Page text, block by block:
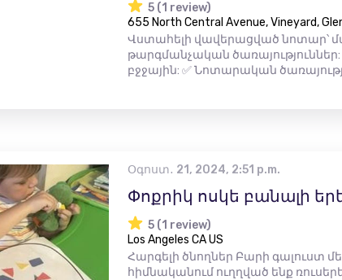
5 (1 review)
655 North Central Avenue, Vineyard,
Վստահելի վավերացված նոտար՝
թարգմանչական
բջջային: ✅ Նոտարական
Օգոստ․ 21, 2024, 2:51 p.m.
Փոքրիկ ոսկե բանալի
5 (1 review)
Los Angeles CA US
Հարգելի ծնողներ Բարի գալուստ
հիմնականում ուղղված ենք